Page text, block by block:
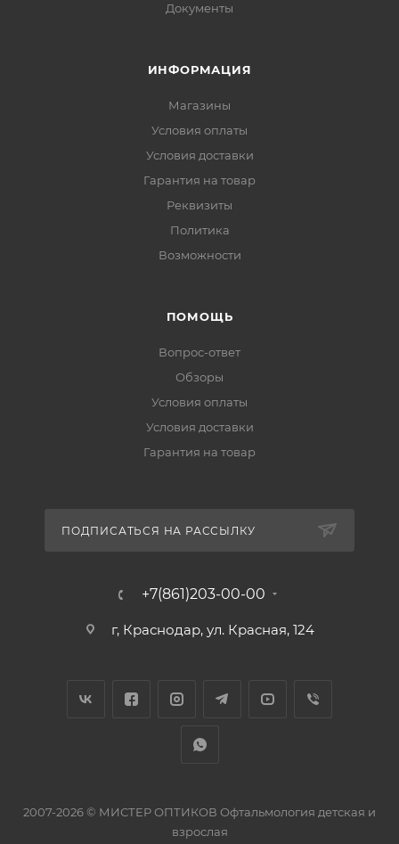
Документы
ИНФОРМАЦИЯ
Магазины
Условия оплаты
Условия доставки
Гарантия на товар
Реквизиты
Политика
Возможности
ПОМОЩЬ
Вопрос-ответ
Обзоры
Условия оплаты
Условия доставки
Гарантия на товар
ПОДПИСАТЬСЯ НА РАССЫЛКУ
+7(861)203-00-00
г, Краснодар, ул. Красная, 124
2007-2026 © МИСТЕР ОПТИКОВ Офтальмология детская и
взрослая